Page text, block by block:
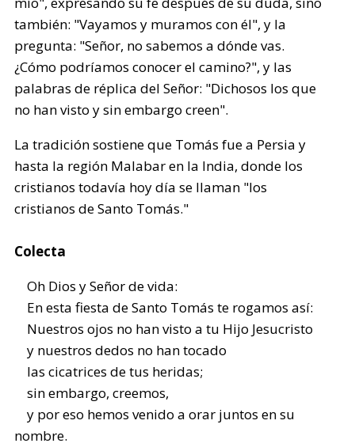
también: "Vayamos y muramos con él", y la
pregunta: "Señor, no sabemos a dónde vas.
¿Cómo podríamos conocer el camino?", y las
palabras de réplica del Señor: "Dichosos los que
no han visto y sin embargo creen".
La tradición sostiene que Tomás fue a Persia y
hasta la región Malabar en la India, donde los
cristianos todavía hoy día se llaman "los
cristianos de Santo Tomás."
Colecta
Oh Dios y Señor de vida:
En esta fiesta de Santo Tomás te rogamos así:
Nuestros ojos no han visto a tu Hijo Jesucristo
y nuestros dedos no han tocado
las cicatrices de tus heridas;
sin embargo, creemos,
y por eso hemos venido a orar juntos en su
nombre.